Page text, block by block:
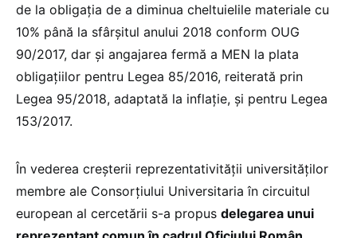
de la obligația de a diminua cheltuielile materiale cu
10% până la sfârșitul anului 2018 conform OUG
90/2017, dar și angajarea fermă a MEN la plata
obligațiilor pentru Legea 85/2016, reiterată prin
Legea 95/2018, adaptată la inflație, și pentru Legea
153/2017.
În vederea creșterii reprezentativității universităților
membre ale Consorțiului Universitaria în circuitul
european al cercetării s-a propus delegarea unui